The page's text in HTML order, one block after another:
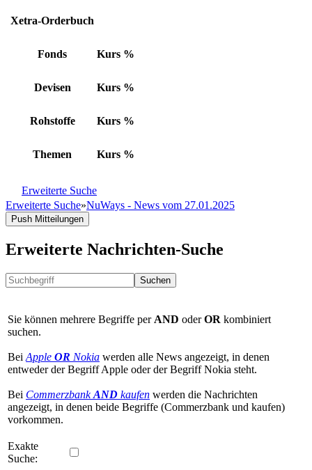
Xetra-Orderbuch
Fonds Kurs %
Devisen Kurs %
Rohstoffe Kurs %
Themen Kurs %
Erweiterte Suche
Erweiterte Suche»NuWays - News vom 27.01.2025
Push Mitteilungen
Erweiterte Nachrichten-Suche
Suchen
Sie können mehrere Begriffe per AND oderOR kombiniert
suchen.
Bei Apple OR Nokia werden alle News angezeigt, in denen
entweder der Begriff Apple oder der Begriff Nokia steht.
Bei CommerzbankAND kaufen werden die Nachrichten
angezeigt, in denen beide Begriffe (Commerzbank und kaufen)
vorkommen.
Exakte
Suche: